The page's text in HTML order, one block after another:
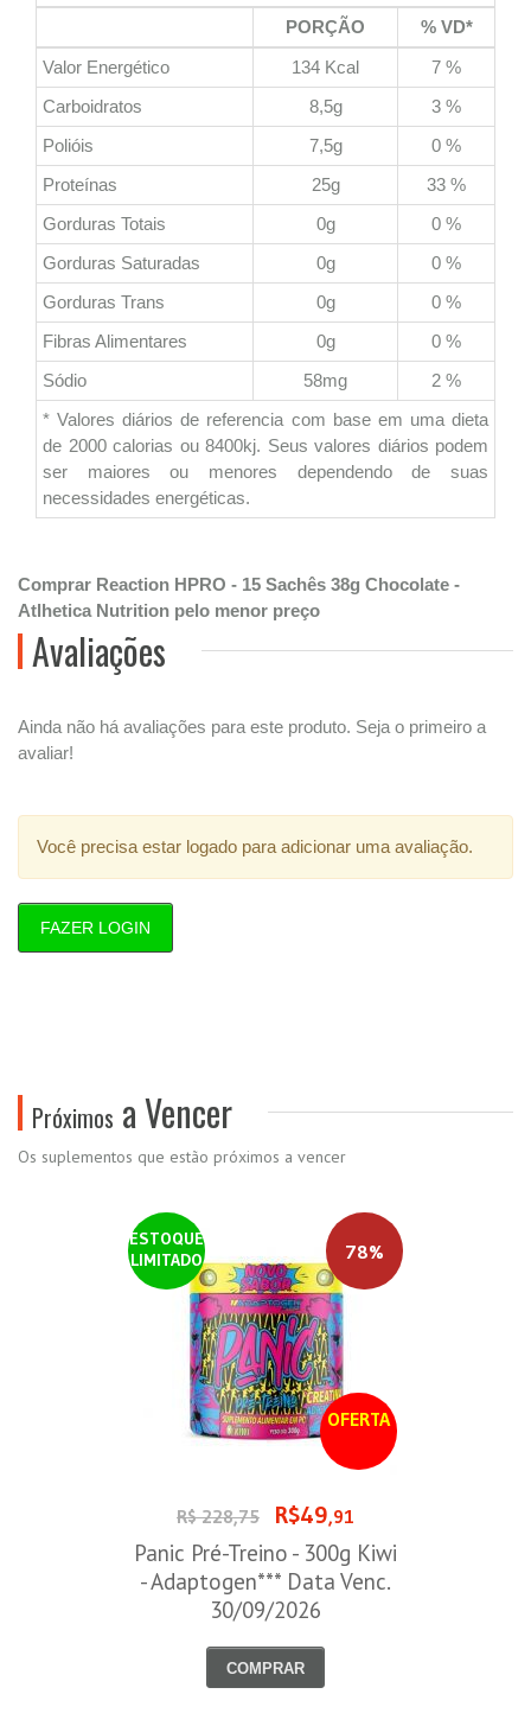
PORÇÃO
% VD*
Valor Energético
134 Kcal
7 %
Carboidratos
8,5g
3 %
Polióis
7,5g
0 %
Proteínas
25g
33 %
Gorduras Totais
0g
0 %
Gorduras Saturadas
0g
0 %
Gorduras Trans
0g
0 %
Fibras Alimentares
0g
0 %
Sódio
58mg
2 %
* Valores diários de referencia com base em uma dieta
de 2000 calorias ou 8400kj. Seus valores diários podem
ser maiores ou menores dependendo de suas
necessidades energéticas.
Comprar Reaction HPRO - 15 Sachês 38g Chocolate -
Atlhetica Nutrition pelo menor preço
Avaliações
Ainda não há avaliações para este produto. Seja o primeiro a
avaliar!
Você precisa estar logado para adicionar uma avaliação.
FAZER LOGIN
Próximos a Vencer
Os suplementos que estão próximos a vencer
ESTOQUE
LIMITADO
OFERTA
78%
R$ 228,75 R$49,91
Panic Pré-Treino - 300g Kiwi
- Adaptogen*** Data Venc.
30/09/2026
COMPRAR